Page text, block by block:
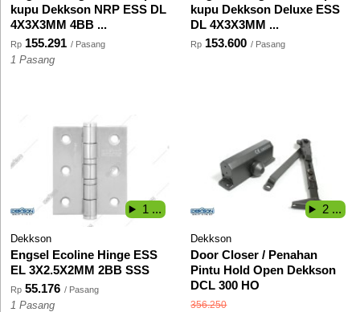
kupu Dekkson NRP ESS DL
4X3X3MM 4BB ...
Rp 155.291 / Pasang
1 Pasang
kupu Dekkson Deluxe ESS
DL 4X3X3MM ...
Rp 153.600 / Pasang
Dekkson
Engsel Ecoline Hinge ESS
EL 3X2.5X2MM 2BB SSS
Rp 55.176 / Pasang
1 Pasang
1 ...
Dekkson
Door Closer / Penahan
Pintu Hold Open Dekkson
DCL 300 HO
356.250
2 ...